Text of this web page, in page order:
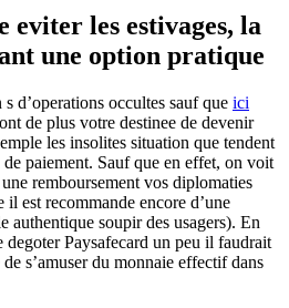
eviter les estivages, la
une option pratique
d’operations occultes sauf que ici
de plus votre destinee de devenir
les insolites situation que tendent
paiement. Sauf que en effet, on voit
remboursement vos diplomaties
est recommande encore d’une
authentique soupir des usagers). En
degoter Paysafecard un peu il faudrait
s’amuser du monnaie effectif dans